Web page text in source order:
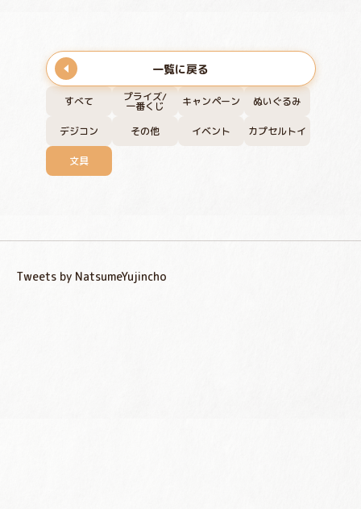
すべて プライズ/
一番くじ キャンペーン ぬいぐるみ
デジコン その他 イベント カプセルトイ
文具
一覧に戻る
Tweets by NatsumeYujincho